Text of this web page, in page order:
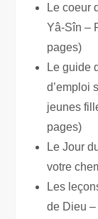
Le coeur
Yâ-Sîn –
pages)
Le guide
d’emploi
jeunes
pages)
Le Jour
votre
Les
de Dieu